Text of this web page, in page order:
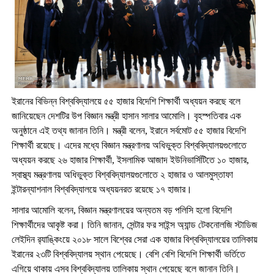
ইরানের বিভিন্ন বিশ্ববিদ্যালয়ে ৫৫ হাজার বিদেশি শিক্ষার্থী অধ্যয়ন করছে বলে
জানিয়েছেন দেশটির উপ বিজ্ঞান মন্ত্রী হাসান সালার আমোলি। বৃহস্পতিবার এক
অনুষ্ঠানে এই তথ্য জানান তিনি। মন্ত্রী বলেন, ইরানে সর্বমোট ৫৫ হাজার বিদেশি
শিক্ষার্থী রয়েছে। এদের মধ্যে বিজ্ঞান মন্ত্রণালয় অধিভুক্ত বিশ্ববিদ্যালয়গুলোতে
অধ্যয়ন করছে ২৬ হাজার শিক্ষার্থী, ইসলামিক আজাদ ইউনিভার্সিটিতে ১০ হাজার,
স্বাস্থ্য মন্ত্রণালয় অধিভুক্ত বিশ্ববিদ্যালয়গুলোতে ২ হাজার ও আলমুস্তাফা
ইন্টারন্যাশনাল বিশ্ববিদ্যালয়ে অধ্যয়নরত রয়েছে ১৭ হাজার।
সালার আমোলি বলেন, বিজ্ঞান মন্ত্রণালয়ের অন্যতম বড় পলিসি হলো বিদেশি
শিক্ষার্থীদের আকৃষ্ট করা। তিনি জানান, সেন্টার ফর সাইন্স অ্যান্ড টেকনোলজি স্টাডিজ
লেইদিন র‌্যাঙ্কিংয়ে ২০১৮ সালে বিশ্বের সেরা এক হাজার বিশ্ববিদ্যালয়ের তালিকায়
ইরানের ২৩টি বিশ্ববিদ্যালয় স্থান পেয়েছে। বেশি বেশি বিদেশি শিক্ষার্থী ভর্তিতে
এগিয়ে থাকায় এসব বিশ্ববিদ্যালয় তালিকায় স্থান পেয়েছে বলে জানান তিনি।